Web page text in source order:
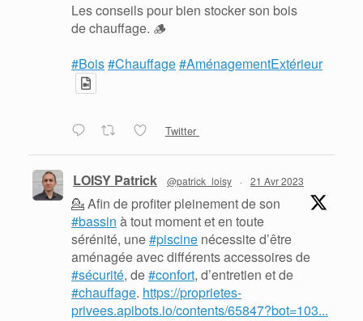
Les conseils pour bien stocker son bois
de chauffage. 🪵
#Bois#Chauffage#AménagementExtérieur
Twitter
LOISY Patrick @patrick_loisy · 21 Avr 2023
💁 Afin de profiter pleinement de son
#bassin à tout moment et en toute
sérénité, une#piscine nécessite d’être
aménagée avec différents accessoires de
#sécurité, de#confort, d’entretien et de
#chauffage. https://proprietes-
privees.apibots.io/contents/65847?bot=103...